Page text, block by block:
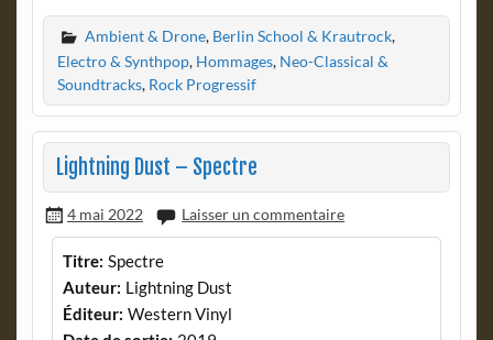
Ambient & Drone, Berlin School & Krautrock,
Electro & Synthpop, Hommages, Neo-Classical &
Soundtracks, Rock Progressif
Lightning Dust – Spectre
4 mai 2022 Laisser un commentaire
Titre: Spectre
Auteur: Lightning Dust
Éditeur: Western Vinyl